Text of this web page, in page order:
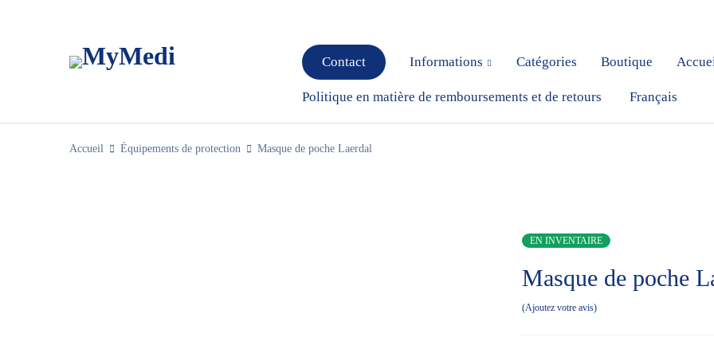
Contact Informations Catégories Boutique
Politique en matière de remboursements et de retours Français
Accueil Équipements de protection Masque de poche Laerdal
EN INVENTAIRE
Masque de poche
Ajoutez votre avis